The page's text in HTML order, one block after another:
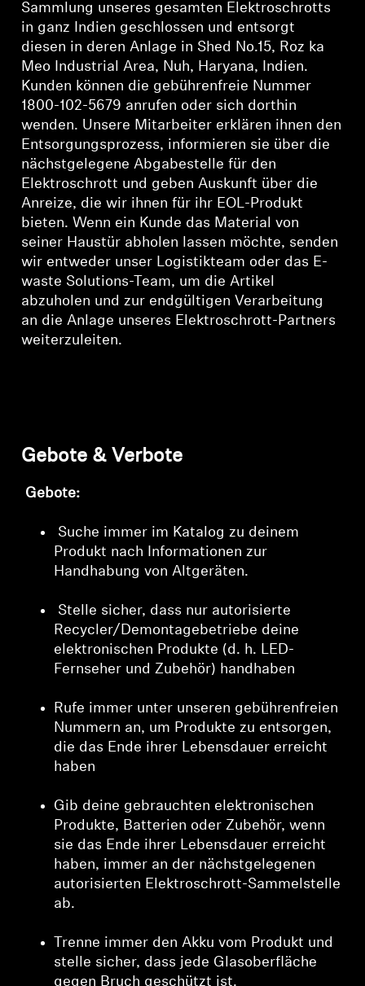
Sammlung unseres gesamten Elektroschrotts
in ganz Indien geschlossen und entsorgt
diesen in deren Anlage in Shed No.15, Roz ka
Meo Industrial Area, Nuh, Haryana, Indien.
Kunden können die gebührenfreie Nummer
1800-102-5679 anrufen oder sich dorthin
wenden. Unsere Mitarbeiter erklären ihnen den
Entsorgungsprozess, informieren sie über die
nächstgelegene Abgabestelle für den
Elektroschrott und geben Auskunft über die
Anreize, die wir ihnen für ihr EOL-Produkt
bieten. Wenn ein Kunde das Material von
seiner Haustür abholen lassen möchte, senden
wir entweder unser Logistikteam oder das E-
waste Solutions-Team, um die Artikel
abzuholen und zur endgültigen Verarbeitung
an die Anlage unseres Elektroschrott-Partners
weiterzuleiten.
Gebote & Verbote
Gebote:
Suche immer im Katalog zu deinem
Produkt nach Informationen zur
Handhabung von Altgeräten.
Stelle sicher, dass nur autorisierte
Recycler/Demontagebetriebe deine
elektronischen Produkte (d. h. LED-
Fernseher und Zubehör) handhaben
Rufe immer unter unseren gebührenfreien
Nummern an, um Produkte zu entsorgen,
die das Ende ihrer Lebensdauer erreicht
haben
Gib deine gebrauchten elektronischen
Produkte, Batterien oder Zubehör, wenn
sie das Ende ihrer Lebensdauer erreicht
haben, immer an der nächstgelegenen
autorisierten Elektroschrott-Sammelstelle
ab.
Trenne immer den Akku vom Produkt und
stelle sicher, dass jede Glasoberfläche
gegen Bruch geschützt ist.
Anmeldung erforderlich
Melden Sie sich bei Ihrem Konto an, um
Produkte zu Ihrer Wunschliste hinzuzufügen und
Ihre zuvor gespeicherten Artikel anzuzeigen.
Login